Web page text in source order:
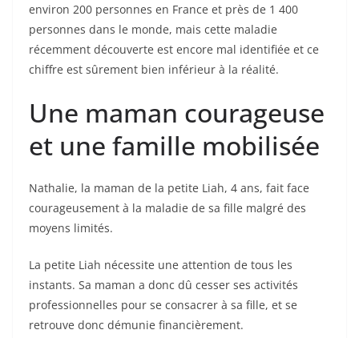
environ 200 personnes en France et près de 1 400
personnes dans le monde, mais cette maladie
récemment découverte est encore mal identifiée et ce
chiffre est sûrement bien inférieur à la réalité.
Une maman courageuse
et une famille mobilisée
Nathalie, la maman de la petite Liah, 4 ans, fait face
courageusement à la maladie de sa fille malgré des
moyens limités.
La petite Liah nécessite une attention de tous les
instants. Sa maman a donc dû cesser ses activités
professionnelles pour se consacrer à sa fille, et se
retrouve donc démunie financièrement.